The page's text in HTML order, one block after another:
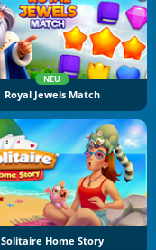
NEU
Royal Jewels Match
Solitaire Home Story